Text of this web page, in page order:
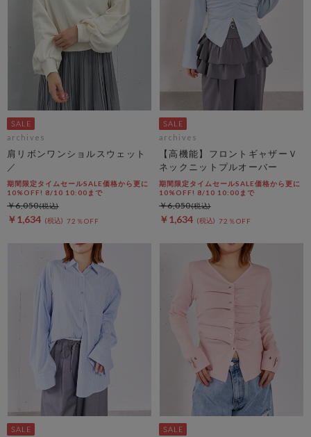
archives
肩リボンワンショルスウェット
／
期間限定タイムセールSALE価格から更に
10%OFF! 8/10 10:00まで
￥1,634 72％OFF
￥6,050
archives
【高機能】フロントギャザーＶ
ネックニットプルオーバー
期間限定タイムセールSALE価格から更に
10%OFF! 8/10 10:00まで
￥1,634 72％OFF
￥6,050